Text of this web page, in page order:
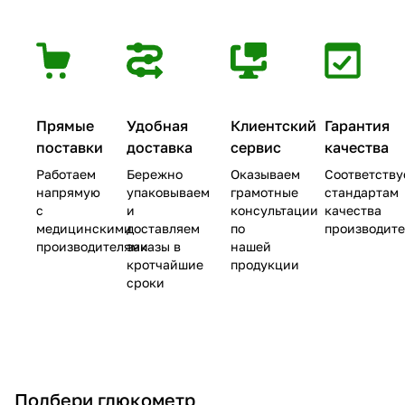
Прямые
поставки
Работаем
напрямую
с
медицинскими
производителями
Удобная
доставка
Бережно
упаковываем
и
доставляем
заказы в
кротчайшие
сроки
Клиентский
сервис
Оказываем
грамотные
консультации
по
нашей
продукции
Гарантия
качества
стандартам
качества
Подбери глюкометр